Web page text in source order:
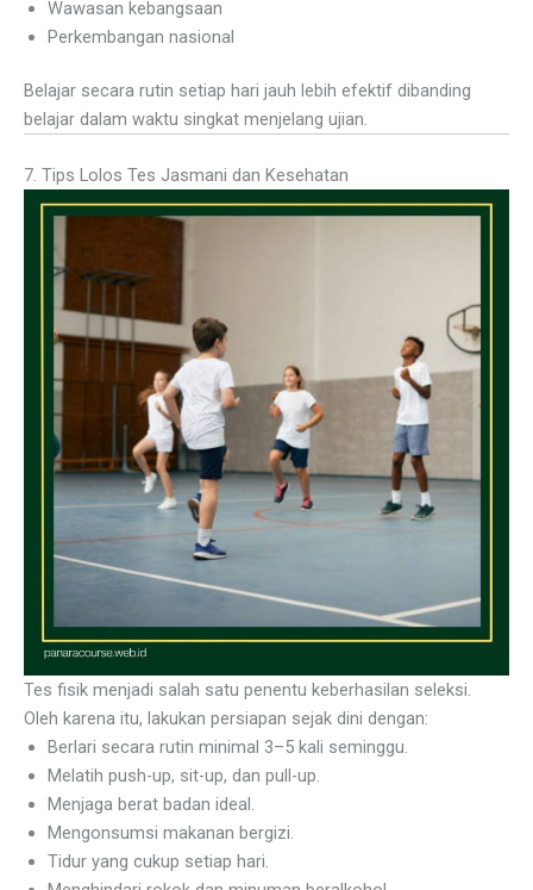
Wawasan kebangsaan
Perkembangan nasional
Belajar secara rutin setiap hari jauh lebih efektif dibanding
belajar dalam waktu singkat menjelang ujian.
7. Tips Lolos Tes Jasmani dan Kesehatan
Tes fisik menjadi salah satu penentu keberhasilan seleksi.
Oleh karena itu, lakukan persiapan sejak dini dengan:
Berlari secara rutin minimal 3–5 kali seminggu.
Melatih push-up, sit-up, dan pull-up.
Menjaga berat badan ideal.
Mengonsumsi makanan bergizi.
Tidur yang cukup setiap hari.